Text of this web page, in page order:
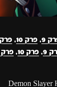
9
,פרק 10 ,פרק
9
, פרק 10 , פרק 11